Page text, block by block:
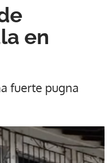
en
fuerte pugna